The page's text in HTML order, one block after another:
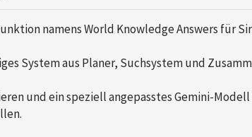
namens World Knowledge Answers für
System aus Planer, Suchsystem und
und ein speziell angepasstes Gemini-